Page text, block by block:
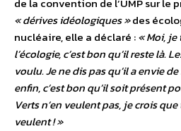
de la convention de l’UMP sur le
« dérives idéologiques »des
nucléaire, elle a déclaré :« Moi, je
l’écologie, c’est bon qu’il reste là.
voulu. Je ne dis pas qu’il a envie
enfin, c’est bon qu’il soit présent
Verts n’en veulent pas, je crois
veulent ! »